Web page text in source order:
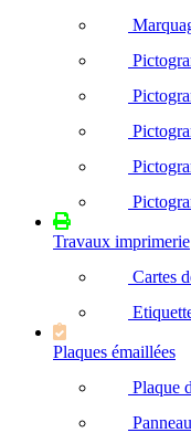
Travaux imprimerie
Cartes
Plaques émaillées
Plaque